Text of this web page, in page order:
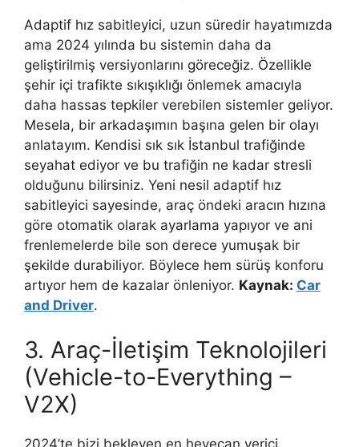
Adaptif hız sabitleyici, uzun süredir hayatımızda
ama 2024 yılında bu sistemin daha da
geliştirilmiş versiyonlarını göreceğiz. Özellikle
şehir içi trafikte sıkışıklığı önlemek amacıyla
daha hassas tepkiler verebilen sistemler geliyor.
Mesela, bir arkadaşımın başına gelen bir olayı
anlatayım. Kendisi sık sık İstanbul trafiğinde
seyahat ediyor ve bu trafiğin ne kadar stresli
olduğunu bilirsiniz. Yeni nesil adaptif hız
sabitleyici sayesinde, araç öndeki aracın hızına
göre otomatik olarak ayarlama yapıyor ve ani
frenlemelerde bile son derece yumuşak bir
şekilde durabiliyor. Böylece hem sürüş konforu
artıyor hem de kazalar önleniyor. Kaynak: Car
and Driver.
3. Araç-İletişim Teknolojileri
(Vehicle-to-Everything –
V2X)
2024’te bizi bekleyen en heyecan verici